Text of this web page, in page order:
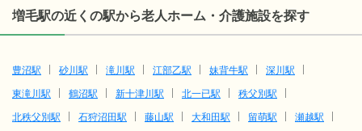
増毛駅の近くの駅から老人ホーム・介護施設を探す
豊沼駅 砂川駅 滝川駅 江部乙駅 妹背牛駅
深川駅
東滝川駅
鶴沼駅 新十津川駅 北一已駅
秩父別駅
北秩父別駅
石狩沼田駅 藤山駅 大和田駅 留萌駅
瀬越駅